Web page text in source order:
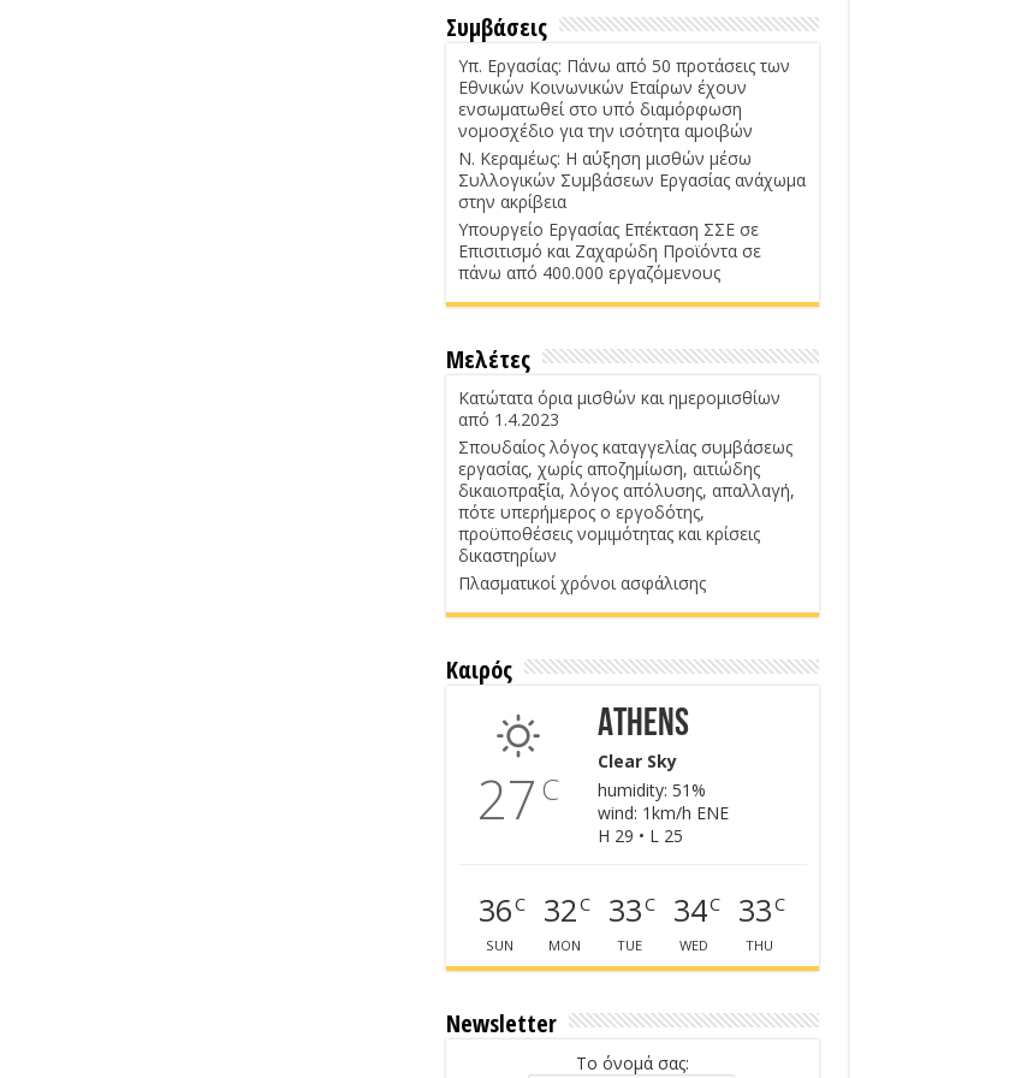
Συμβάσεις
Υπ. Εργασίας: Πάνω από 50 προτάσεις των
Εθνικών Κοινωνικών Εταίρων έχουν
ενσωματωθεί στο υπό διαμόρφωση
νομοσχέδιο για την ισότητα αμοιβών
Ν. Κεραμέως: Η αύξηση μισθών μέσω
Συλλογικών Συμβάσεων Εργασίας ανάχωμα
στην ακρίβεια
Υπουργείο Εργασίας Επέκταση ΣΣΕ σε
Επισιτισμό και Ζαχαρώδη Προϊόντα σε
πάνω από 400.000 εργαζόμενους
Μελέτες
Κατώτατα όρια μισθών και ημερομισθίων
από 1.4.2023
Σπουδαίος λόγος καταγγελίας συμβάσεως
εργασίας, χωρίς αποζημίωση, αιτιώδης
δικαιοπραξία, λόγος απόλυσης, απαλλαγή,
πότε υπερήμερος ο εργοδότης,
προϋποθέσεις νομιμότητας και κρίσεις
δικαστηρίων
Πλασματικοί χρόνοι ασφάλισης
Καιρός
27 C
Athens
Clear Sky
humidity: 51%
wind: 1km/h ENE
H 29 • L 25
36C
SUN
32C
MON
33C
TUE
34C
WED
33C
THU
Newsletter
Το όνομά σας: